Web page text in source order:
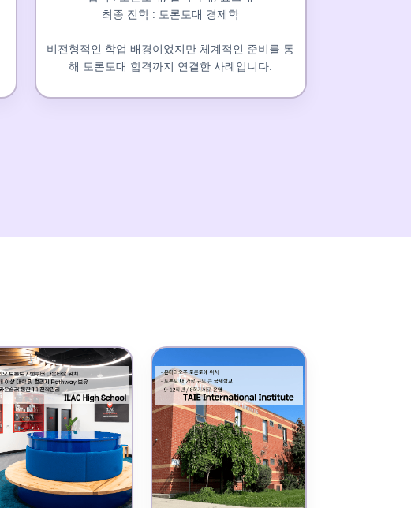
최종 진학 : 토론토대 경제학
비전형적인 학업 배경이었지만 체계적인 준비를 통
해 토론토대 합격까지 연결한 사례입니다.